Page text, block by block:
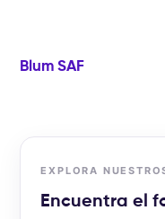
Blum SAF
EXPLORA
Encuentra el